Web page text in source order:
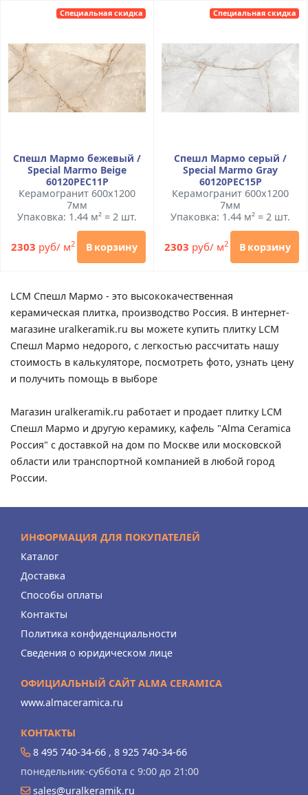
Специальная скидка
Спешл Мармо бежевый /
Special Marmo Beige
60120PEC11P
Керамогранит 600x1200
7мм
Упаковка: 1.44 м² = 2 шт.
2303 руб/ м2 В корзину
Специальная скидка
Спешл Мармо серый /
Special Marmo Gray
60120PEC15P
Керамогранит 600x1200
7мм
Упаковка: 1.44 м² = 2 шт.
2303 руб/ м2 В корзину
LCM Спешл Мармо - это высококачественная
керамическая плитка, производство Россия. В интернет-
магазине uralkeramik.ru вы можете купить плитку LCM
Спешл Мармо недорого, с легкостью рассчитать нашу
стоимость в калькуляторе, посмотреть фото, узнать цену
и получить помощь в выборе
Магазин uralkeramik.ru работает и продает плитку LCM
Спешл Мармо и другую керамику, кафель "Alma Ceramica
Россия" с доставкой на дом по Москве или московской
области или транспортной компанией в любой город
России.
ИНФОРМАЦИЯ ДЛЯ ПОКУПАТЕЛЕЙ
Каталог
Доставка
Способы оплаты
Контакты
Политика конфиденциальности
Сведения о юридическом лице
ОФИЦИАЛЬНЫЙ САЙТ ALMA CERAMICA
www.almaceramica.ru
КОНТАКТЫ
8 495 740-34-66 , 8 925 740-34-66
понедельник-суббота с 9:00 до 21:00
sales@uralkeramik.ru